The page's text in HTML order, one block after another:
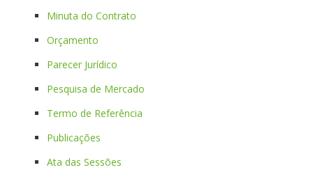
Minuta do Contrato
Orçamento
Parecer Jurídico
Pesquisa de Mercado
Termo de Referência
Publicações
Ata das Sessões